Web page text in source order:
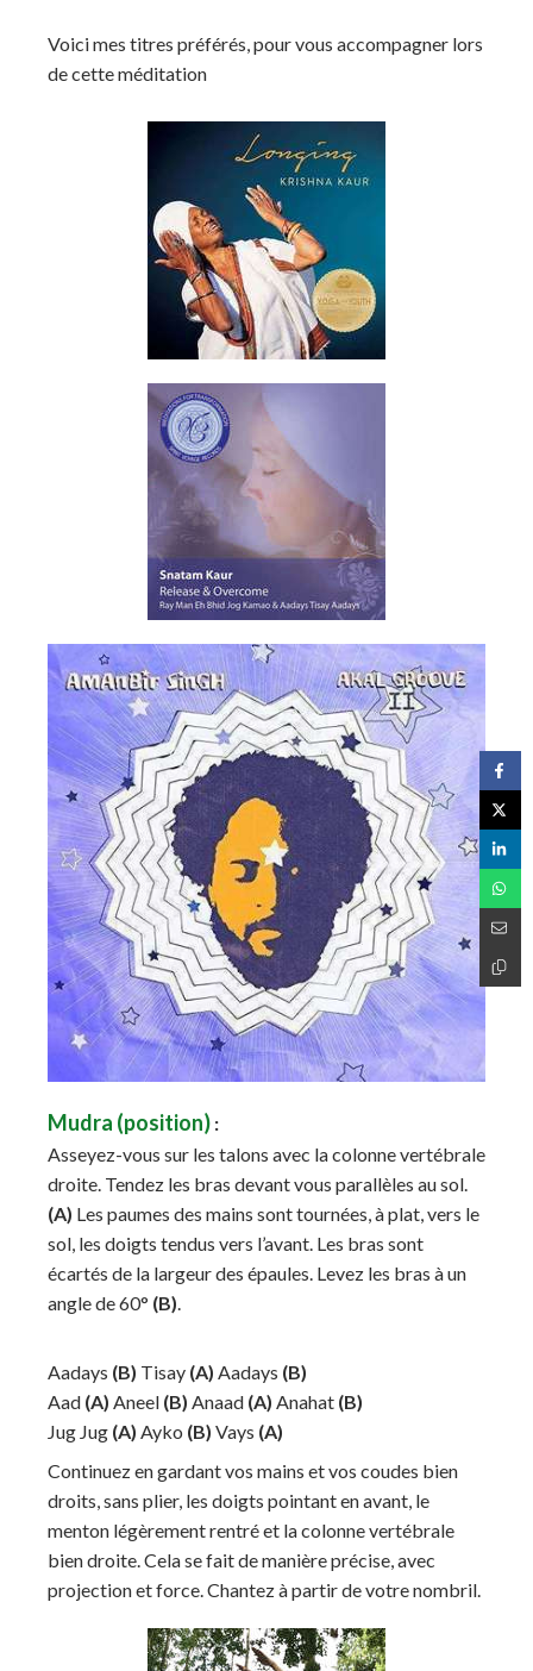
Voici mes titres préférés, pour vous accompagner lors
de cette méditation
Mudra (position) :
Asseyez-vous sur les talons avec la colonne vertébrale
droite. Tendez les bras devant vous parallèles au sol.
(A) Les paumes des mains sont tournées, à plat, vers le
sol, les doigts tendus vers l’avant. Les bras sont
écartés de la largeur des épaules. Levez les bras à un
angle de 60° (B).
Aadays (B) Tisay (A) Aadays (B)
Aad (A) Aneel (B) Anaad (A) Anahat (B)
Jug Jug (A) Ayko (B) Vays (A)
Continuez en gardant vos mains et vos coudes bien
droits, sans plier, les doigts pointant en avant, le
menton légèrement rentré et la colonne vertébrale
bien droite. Cela se fait de manière précise, avec
projection et force. Chantez à partir de votre nombril.